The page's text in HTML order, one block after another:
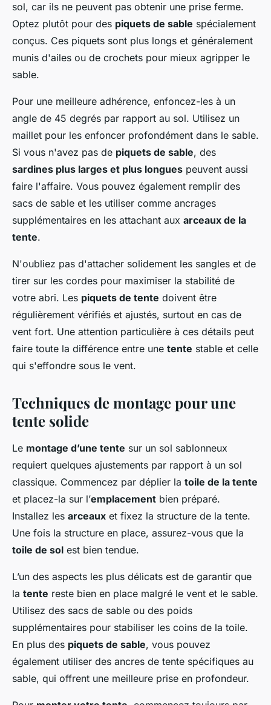
sol, car ils ne peuvent pas obtenir une prise ferme.
Optez plutôt pour des piquets de sable spécialement
conçus. Ces piquets sont plus longs et généralement
munis d'ailes ou de crochets pour mieux agripper le
sable.
Pour une meilleure adhérence, enfoncez-les à un
angle de 45 degrés par rapport au sol. Utilisez un
maillet pour les enfoncer profondément dans le sable.
Si vous n'avez pas de piquets de sable, des
sardines plus larges et plus longues peuvent aussi
faire l'affaire. Vous pouvez également remplir des
sacs de sable et les utiliser comme ancrages
supplémentaires en les attachant aux arceaux de la
tente.
N'oubliez pas d'attacher solidement les sangles et de
tirer sur les cordes pour maximiser la stabilité de
votre abri. Les piquets de tente doivent être
régulièrement vérifiés et ajustés, surtout en cas de
vent fort. Une attention particulière à ces détails peut
faire toute la différence entre une tente stable et celle
qui s'effondre sous le vent.
Techniques de montage pour une
tente solide
Le montage d’une tente sur un sol sablonneux
requiert quelques ajustements par rapport à un sol
classique. Commencez par déplier la toile de la tente
et placez-la sur l’emplacement bien préparé.
Installez les arceaux et fixez la structure de la tente.
Une fois la structure en place, assurez-vous que la
toile de sol est bien tendue.
L’un des aspects les plus délicats est de garantir que
la tente reste bien en place malgré le vent et le sable.
Utilisez des sacs de sable ou des poids
supplémentaires pour stabiliser les coins de la toile.
En plus des piquets de sable, vous pouvez
également utiliser des ancres de tente spécifiques au
sable, qui offrent une meilleure prise en profondeur.